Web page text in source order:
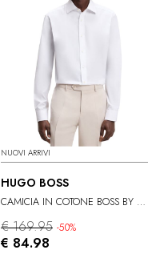
NUOVI ARRIVI
HUGO BOSS
CAMICIA IN COTONE BOSS BY BECKHAM
€ 169.95 -50%
€ 84.98